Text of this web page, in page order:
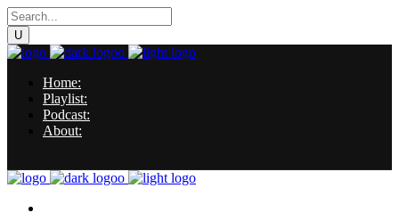
Home:
Playlist:
Podcast:
About: